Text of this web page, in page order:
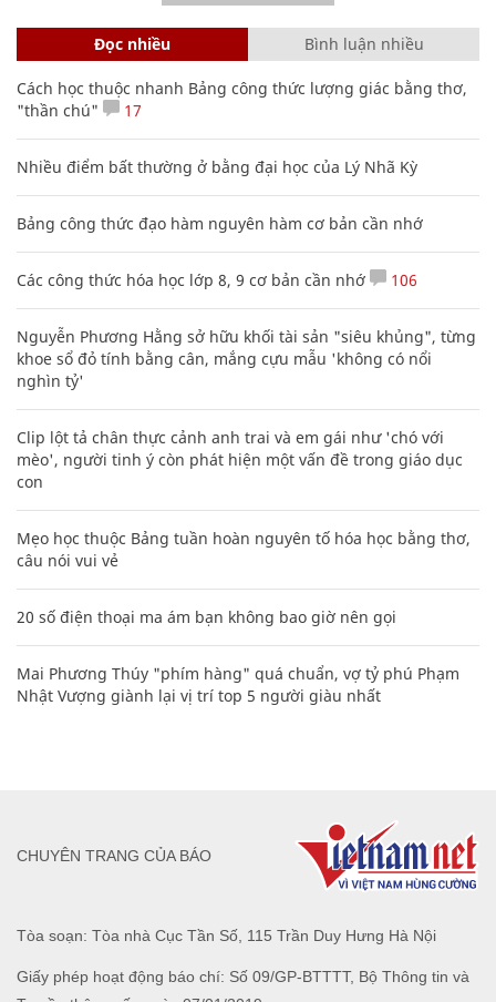
Đọc nhiều Bình luận nhiều
Cách học thuộc nhanh Bảng công thức lượng giác bằng thơ,
"thần chú"
17
Nhiều điểm bất thường ở bằng đại học của Lý Nhã Kỳ
Bảng công thức đạo hàm nguyên hàm cơ bản cần nhớ
Các công thức hóa học lớp 8, 9 cơ bản cần nhớ 106
Nguyễn Phương Hằng sở hữu khối tài sản "siêu khủng", từng
khoe sổ đỏ tính bằng cân, mắng cựu mẫu 'không có nổi
nghìn tỷ'
Clip lột tả chân thực cảnh anh trai và em gái như 'chó với
mèo', người tinh ý còn phát hiện một vấn đề trong giáo dục
con
Mẹo học thuộc Bảng tuần hoàn nguyên tố hóa học bằng thơ,
câu nói vui vẻ
20 số điện thoại ma ám bạn không bao giờ nên gọi
Mai Phương Thúy "phím hàng" quá chuẩn, vợ tỷ phú Phạm
Nhật Vượng giành lại vị trí top 5 người giàu nhất
Tòa soạn: Tòa nhà Cục Tần Số, 115 Trần Duy Hưng Hà Nội
Giấy phép hoạt động báo chí: Số 09/GP-BTTTT, Bộ Thông tin và
CHUYÊN TRANG CỦA BÁO